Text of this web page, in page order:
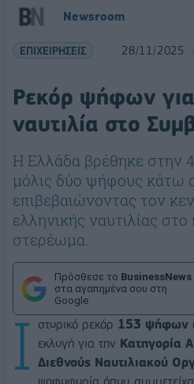
Newsroom
ΕΠΙΧΕΙΡΗΣΕΙΣ 28/11/2025
Ρεκόρ ψήφων για
ναυτιλία στο
Η Ελλάδα βρέθηκε στην
μόλις δύο ψήφους κάτω
επιβεβαιώνοντας τον
ελληνικής ναυτιλίας
στερέωμα.
Πρόσθεσε το BusinessNews
στα αγαπημένα σου στη
Google
Ι στορικό ρεκόρ 153 ψήφων
εκλογή για την Κατηγορία
Διεθνούς Ναυτιλιακού